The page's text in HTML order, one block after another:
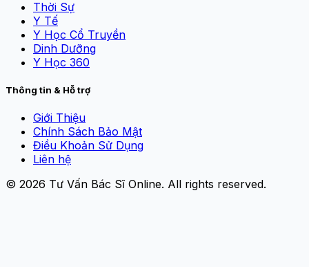
Thời Sự
Y Tế
Y Học Cổ Truyền
Dinh Dưỡng
Y Học 360
Thông tin & Hỗ trợ
Giới Thiệu
Chính Sách Bảo Mật
Điều Khoản Sử Dụng
Liên hệ
© 2026 Tư Vấn Bác Sĩ Online. All rights reserved.